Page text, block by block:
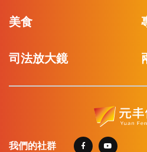
美食
司法放大鏡
我們的社群